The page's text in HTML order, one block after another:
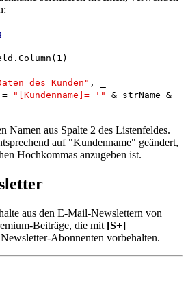
des Kunden" , _
"[Kundenname]= '"
& strName &
Namen aus Spalte 2 des Listenfeldes.
auf "Kundenname" geändert,
Hochkommas anzugeben ist.
aus den E-Mail-Newslettern von
Beiträge, die mit [S+]
Abonnenten vorbehalten.